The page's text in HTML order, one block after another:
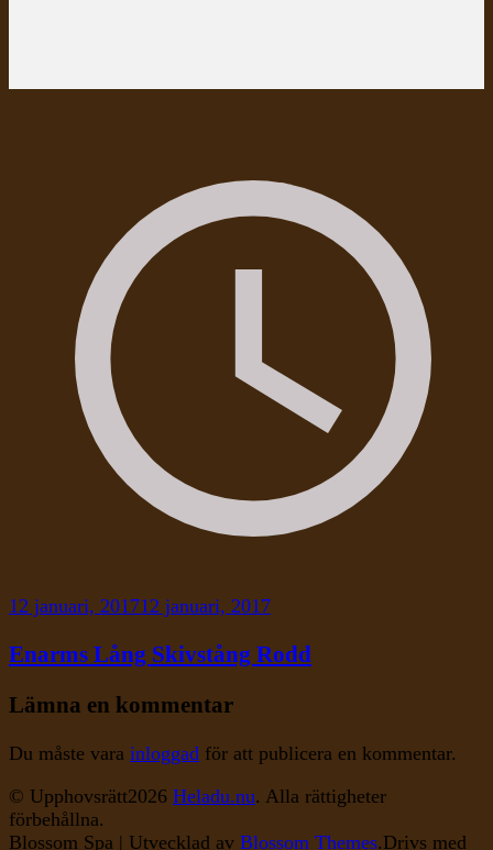
12 januari, 201712 januari, 2017
Enarms Lång Skivstång Rodd
Lämna en kommentar
Du måste vara inloggad för att publicera en kommentar.
© Upphovsrätt2026 Heladu.nu. Alla rättigheter
förbehållna.
Blossom Spa | Utvecklad av Blossom Themes.Drivs med